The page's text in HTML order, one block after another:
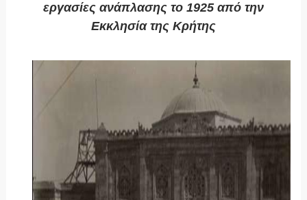
εργασίες ανάπλασης το 1925 από την
Εκκλησία της Κρήτης